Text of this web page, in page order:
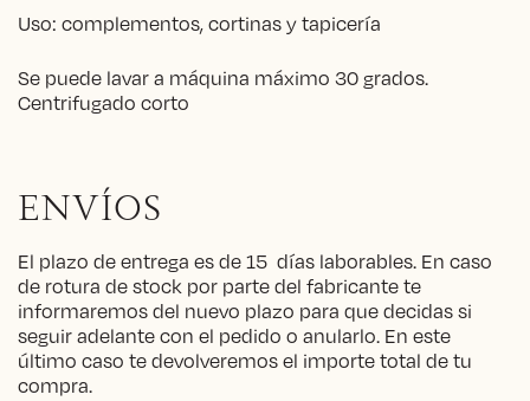
Uso: complementos, cortinas y tapicería
Se puede lavar a máquina máximo 30 grados.
Centrifugado corto
ENVÍOS
El plazo de entrega es de 15 días laborables. En caso
de rotura de stock por parte del fabricante te
informaremos del nuevo plazo para que decidas si
seguir adelante con el pedido o anularlo. En este
último caso te devolveremos el importe total de tu
compra.